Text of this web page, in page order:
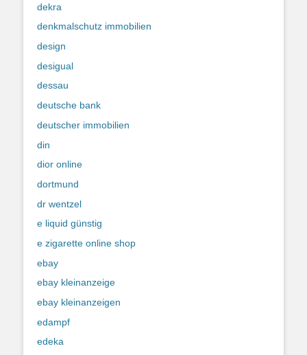
dekra
denkmalschutz immobilien
design
desigual
dessau
deutsche bank
deutscher immobilien
din
dior online
dortmund
dr wentzel
e liquid günstig
e zigarette online shop
ebay
ebay kleinanzeige
ebay kleinanzeigen
edampf
edeka